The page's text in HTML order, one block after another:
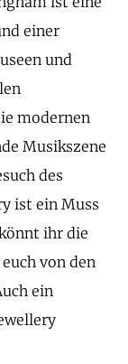
einer
und
modernen
Musikszene
des
ist ein Muss
ihr die
von den
ein